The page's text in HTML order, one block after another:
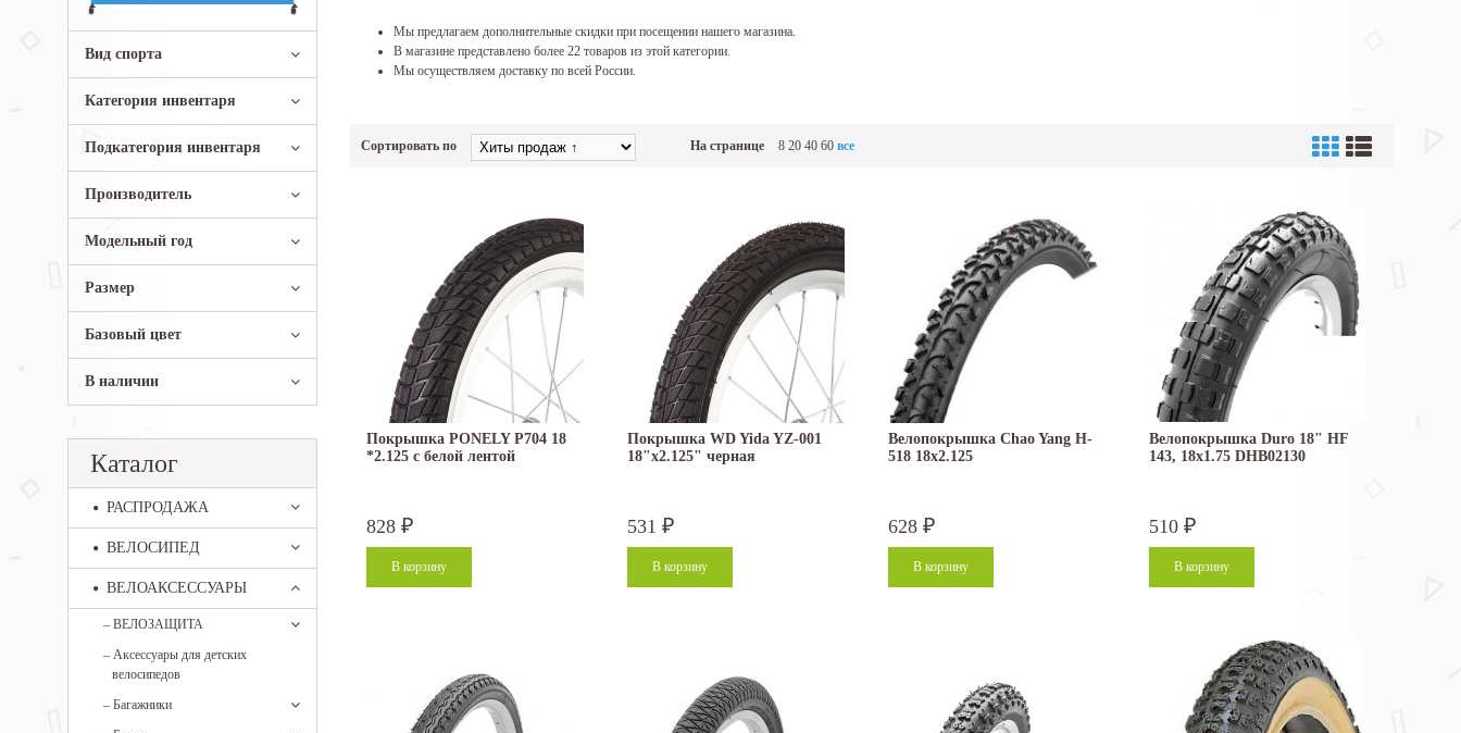
Вид спорта
Категория инвентаря
Подкатегория инвентаря
Производитель
Модельный год
Размер
Базовый цвет
В наличии
Каталог
РАСПРОДАЖА
ВЕЛОСИПЕД
ВЕЛОАКСЕССУАРЫ
– ВЕЛОЗАЩИТА
– Аксессуары для детских
велосипедов
– Багажники
Мы предлагаем дополнительные скидки при посещении нашего магазина.
В магазине представлено более 22 товаров из этой категории.
Мы осуществляем доставку по всей России.
Сортировать по На странице 8 20 40 60 все
Покрышка PONELY P704 18
*2.125 с белой лентой
828 ₽
Покрышка WD Yida YZ-001
18"x2.125" черная
531 ₽
Велопокрышка Chao Yang H-
518 18x2.125
628 ₽
Велопокрышка Duro 18" HF
143, 18x1.75 DHB02130
510 ₽